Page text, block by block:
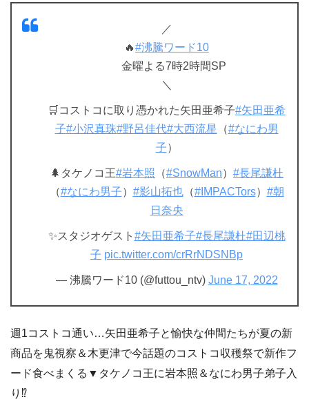
／
🔥#沸騰ワード10
金曜よる7時2時間SP
＼
🛒コストコに取り憑かれた矢田亜希子#矢田亜希
子#小沢真珠#野呂佳代#大西流星 （#なにわ男
子）
🌲タケノコ王#岩本照 （#SnowMan） #長尾謙杜
（#なにわ男子） #影山拓也（#IMPACTors） #朝
日奈央
✨スタジオゲスト #矢田亜希子#長尾謙杜#田辺桃
子 pic.twitter.com/crRrNDSNBp
— 沸騰ワード10 (@futtou_ntv) June 17, 2022
週1コストコ通い…矢田亜希子と愉快な仲間たちが夏の新
商品を鬼視察＆木更津で今話題のコストコ収穫祭で新作フ
ード食べまくる▼タケノコ王に岩本照＆なにわ男子弟子入
り⁉